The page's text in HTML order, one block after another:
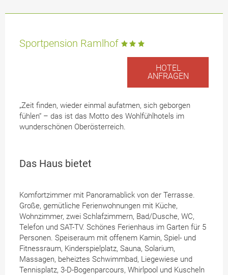
Sportpension Ramlhof
HOTEL
ANFRAGEN
„Zeit finden, wieder einmal aufatmen, sich geborgen
fühlen“ – das ist das Motto des Wohlfühlhotels im
wunderschönen Oberösterreich.
Das Haus bietet
Komfortzimmer mit Panoramablick von der Terrasse.
Große, gemütliche Ferienwohnungen mit Küche,
Wohnzimmer, zwei Schlafzimmern, Bad/Dusche, WC,
Telefon und SAT-TV. Schönes Ferienhaus im Garten für 5
Personen. Speiseraum mit offenem Kamin, Spiel- und
Fitnessraum, Kinderspielplatz, Sauna, Solarium,
Massagen, beheiztes Schwimmbad, Liegewiese und
Tennisplatz, 3-D-Bogenparcours, Whirlpool und Kuscheln